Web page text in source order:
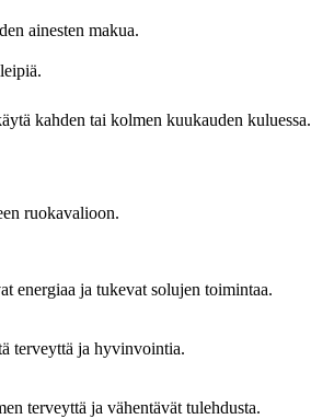
ainesten makua.
kahden tai kolmen kuukauden kuluessa.
ruokavalioon.
energiaa ja tukevat solujen toimintaa.
terveyttä ja hyvinvointia.
terveyttä ja vähentävät tulehdusta.